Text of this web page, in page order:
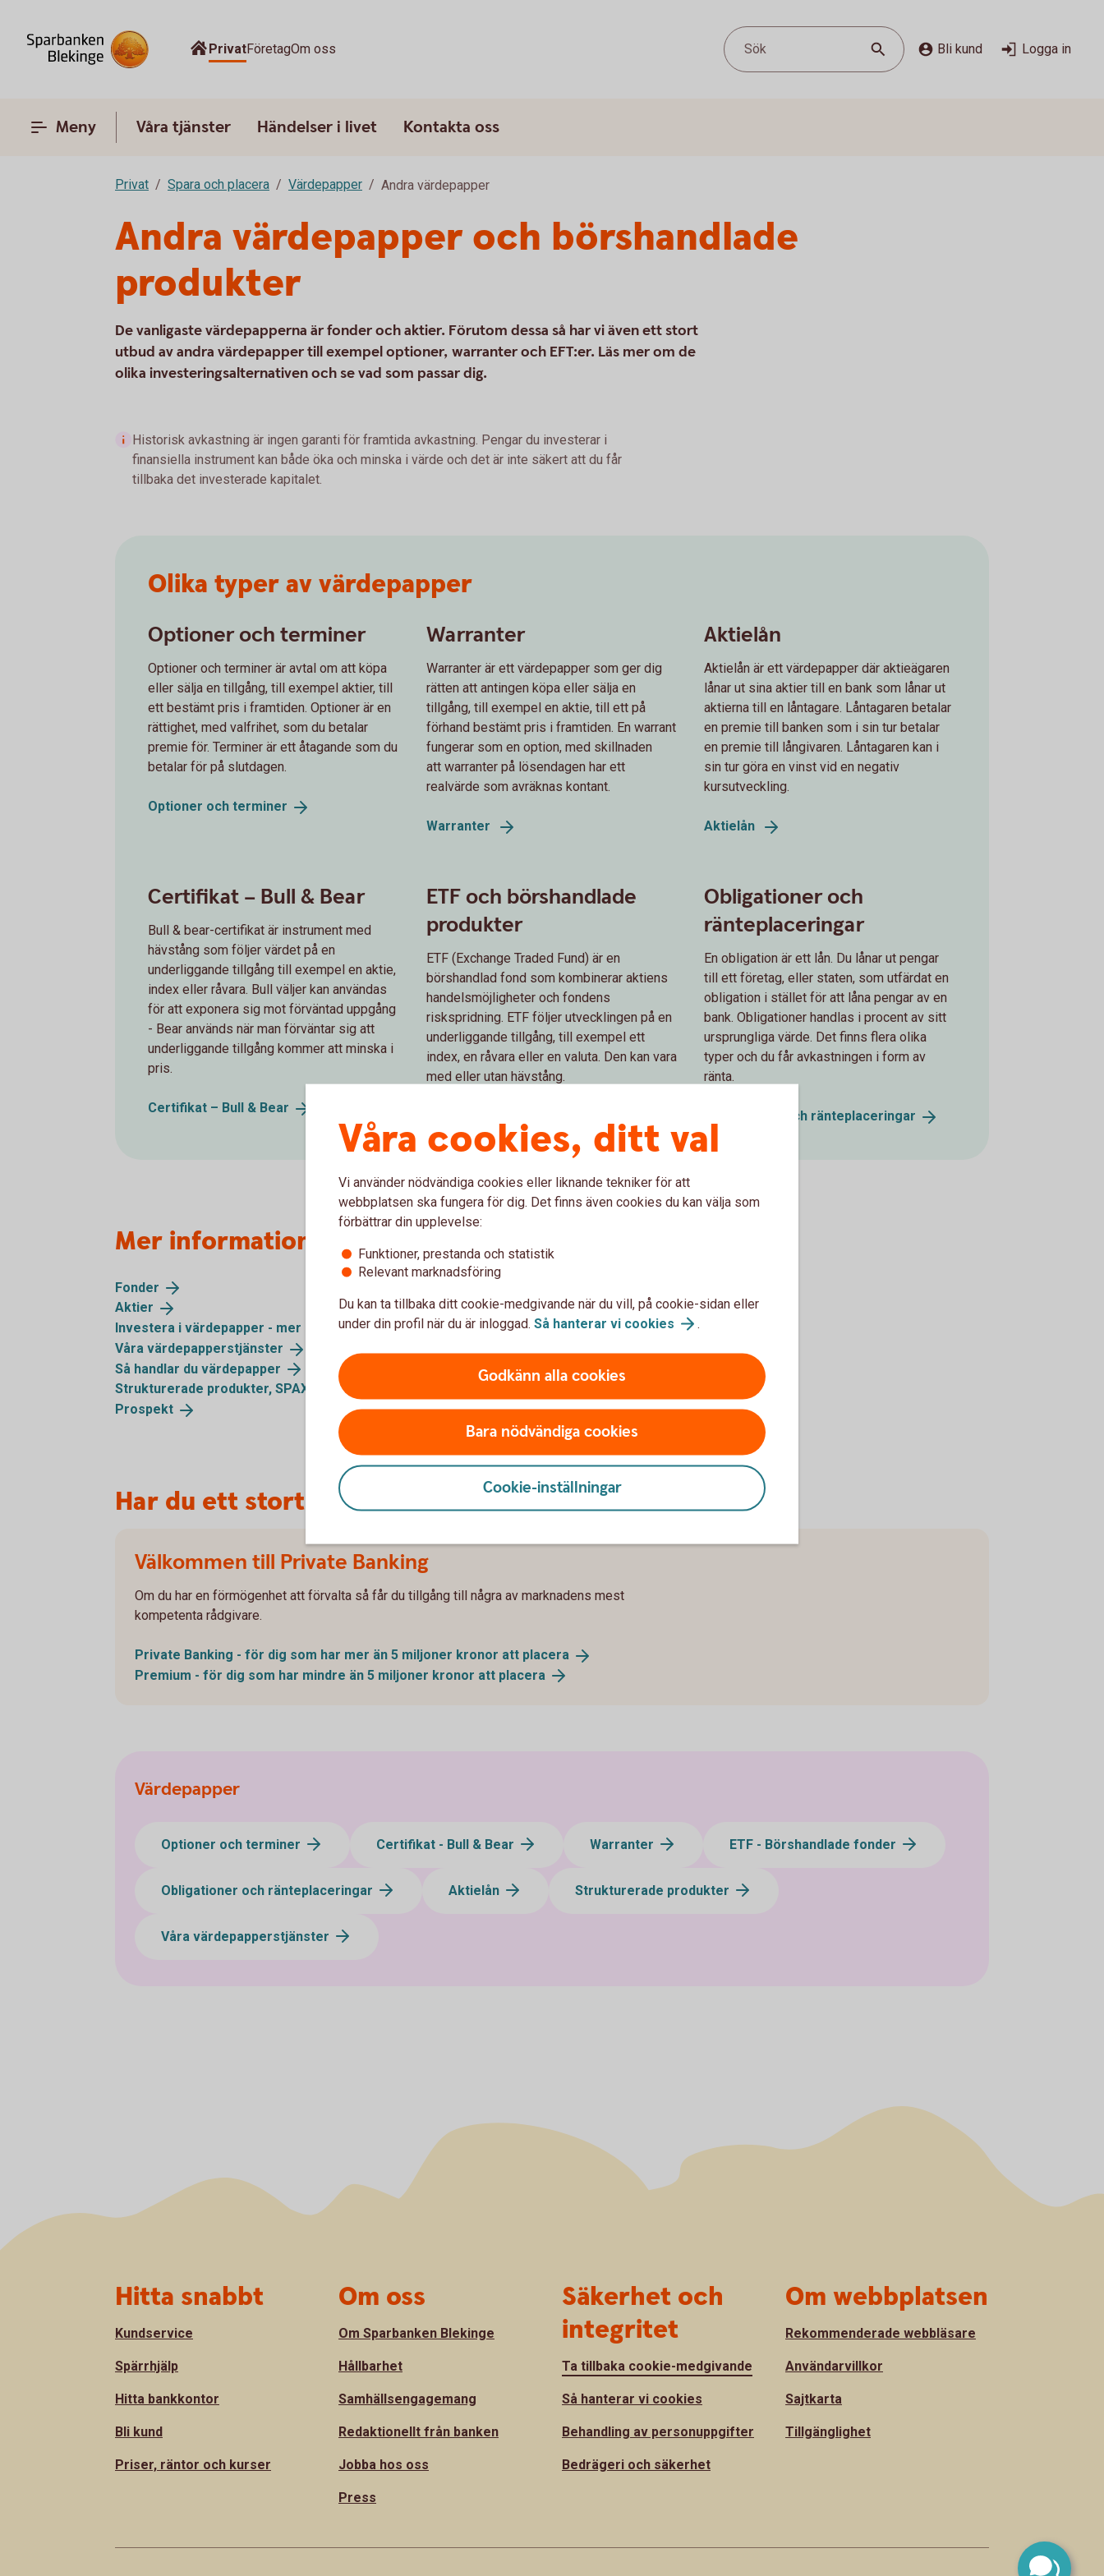
PrivatFöretagOm oss Sök Bli kund Logga in
Meny Våra tjänster Händelser i livet Kontakta oss
Privat Spara och placera Värdepapper Andra värdepapper
Andra värdepapper och börshandlade
produkter
De vanligaste värdepapperna är fonder och aktier. Förutom dessa så har vi även ett stort
utbud av andra värdepapper till exempel optioner, warranter och EFT:er. Läs mer om de
olika investeringsalternativen och se vad som passar dig.
Historisk avkastning är ingen garanti för framtida avkastning. Pengar du investerar i
finansiella instrument kan både öka och minska i värde och det är inte säkert att du får
tillbaka det investerade kapitalet.
Olika typer av värdepapper
Optioner och terminer
Optioner och terminer är avtal om att köpa
eller sälja en tillgång, till exempel aktier, till
ett bestämt pris i framtiden. Optioner är en
rättighet, med valfrihet, som du betalar
premie för. Terminer är ett åtagande som du
betalar för på slutdagen.
Optioner och terminer
Warranter
Warranter är ett värdepapper som ger dig
rätten att antingen köpa eller sälja en
tillgång, till exempel en aktie, till ett på
förhand bestämt pris i framtiden. En warrant
fungerar som en option, med skillnaden
att warranter på lösendagen har ett
realvärde som avräknas kontant.
Warranter
Aktielån
Aktielån är ett värdepapper där aktieägaren
lånar ut sina aktier till en bank som lånar ut
aktierna till en låntagare. Låntagaren betalar
en premie till banken som i sin tur betalar
en premie till långivaren. Låntagaren kan i
sin tur göra en vinst vid en negativ
kursutveckling.
Aktielån
Certifikat – Bull & Bear
Bull & bear-certifikat är instrument med
hävstång som följer värdet på en
underliggande tillgång till exempel en aktie,
index eller råvara. Bull väljer kan användas
för att exponera sig mot förväntad uppgång
- Bear används när man förväntar sig att
underliggande tillgång kommer att minska i
pris.
Certifikat – Bull & Bear
ETF och börshandlade
produkter
ETF (Exchange Traded Fund) är en
börshandlad fond som kombinerar aktiens
handelsmöjligheter och fondens
riskspridning. ETF följer utvecklingen på en
underliggande tillgång, till exempel ett
index, en råvara eller en valuta. Den kan vara
med eller utan hävstång.
Obligationer och
ränteplaceringar
En obligation är ett lån. Du lånar ut pengar
till ett företag, eller staten, som utfärdat en
obligation i stället för att låna pengar av en
bank. Obligationer handlas i procent av sitt
ursprungliga värde. Det finns flera olika
typer och du får avkastningen i form av
ränta.
Obligationer och ränteplaceringar
Mer information
Fonder
Aktier
Investera i värdepapper - mer
information
Våra värdepapperstjänster
Så handlar du värdepapper
Strukturerade produkter, SPAX
(ej nyförsäljning)
Prospekt
Har du ett stort belopp att placera?
Välkommen till Private Banking
Om du har en förmögenhet att förvalta så får du tillgång till några av marknadens mest
kompetenta rådgivare.
Private Banking - för dig som har mer än 5 miljoner kronor att placera
Premium - för dig som har mindre än 5 miljoner kronor att placera
Värdepapper
Optioner och terminer Certifikat - Bull & Bear Warranter ETF - Börshandlade fonder
Obligationer och ränteplaceringar Aktielån Strukturerade produkter
Våra värdepapperstjänster
Våra cookies, ditt val
Vi använder nödvändiga cookies eller liknande tekniker för att
webbplatsen ska fungera för dig. Det finns även cookies du kan välja som
förbättrar din upplevelse:
Funktioner, prestanda och statistik
Relevant marknadsföring
Du kan ta tillbaka ditt cookie-medgivande när du vill, på cookie-sidan eller
under din profil när du är inloggad. Så hanterar vi cookies .
Godkänn alla cookies
Bara nödvändiga cookies
Cookie-inställningar
Hitta snabbt
Kundservice
Spärrhjälp
Hitta bankkontor
Bli kund
Priser, räntor och kurser
Om oss
Om Sparbanken Blekinge
Hållbarhet
Samhällsengagemang
Redaktionellt från banken
Jobba hos oss
Press
Säkerhet och
integritet
Ta tillbaka cookie-medgivande
Så hanterar vi cookies
Behandling av personuppgifter
Bedrägeri och säkerhet
Om webbplatsen
Rekommenderade webbläsare
Användarvillkor
Sajtkarta
Tillgänglighet